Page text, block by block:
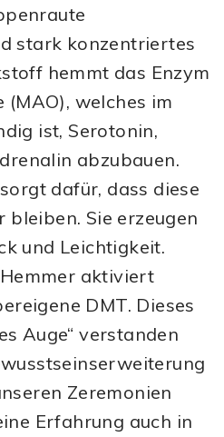
stark konzentriertes
hemmt das Enzym
welches im
ist, Serotonin,
abzubauen.
dafür, dass diese
bleiben. Sie erzeugen
und Leichtigkeit.
aktiviert
DMT. Dieses
Auge“ verstanden
Zeremonien
Erfahrung auch in